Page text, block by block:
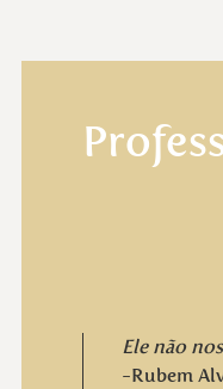
Ele não
-Rubem